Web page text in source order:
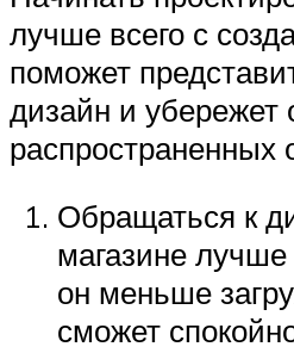
лучше всего с
поможет
дизайн и убережет
распространенных
Обращаться к
магазине лучше
он меньше
сможет